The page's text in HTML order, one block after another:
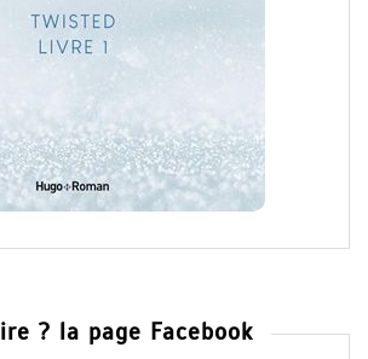
? la page Facebook